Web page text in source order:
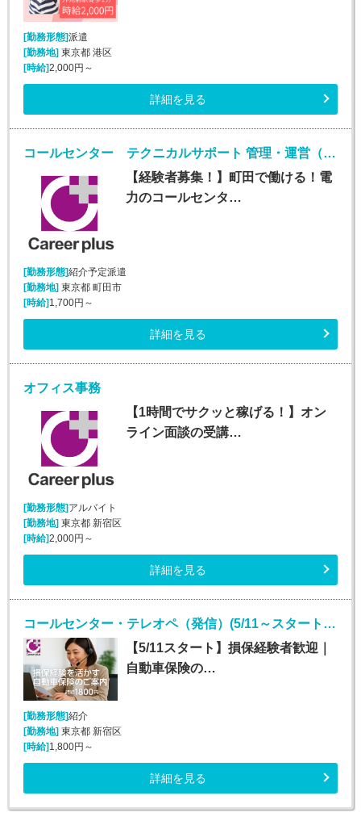
[勤務形態]派遣
[勤務地]東京都 港区
[時給]2,000円～
詳細を見る
コールセンター テクニカルサポート 管理・運営（SV・リーダー）(社員登用制度あり/スーパーバイザー/シフト制)
【経験者募集！】町田で働ける！電
力のコールセンタ…
[勤務形態]紹介予定派遣
[勤務地] 東京都 町田市
[時給] 1,700円～
詳細を見る
オフィス事務
【1時間でサクッと稼げる！】オン
ライン面談の受講…
[勤務形態] アルバイト
[勤務地] 東京都 新宿区
[時給]2,000円～
詳細を見る
コールセンター・テレオペ（発信）(5/11～スタート！安定して長期で働ける！)
【5/11スタート】損保経験者歓迎｜
自動車保険の…
[勤務形態]紹介
[勤務地] 東京都 新宿区
[時給] 1,800円～
詳細を見る